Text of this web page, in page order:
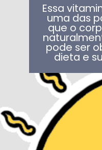
Essa
uma das
que o
pode ser
dieta e